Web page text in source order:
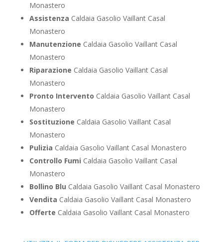
Monastero
Assistenza Caldaia Gasolio Vaillant Casal
Monastero
Manutenzione Caldaia Gasolio Vaillant Casal
Monastero
Riparazione Caldaia Gasolio Vaillant Casal
Monastero
Pronto Intervento Caldaia Gasolio Vaillant Casal
Monastero
Sostituzione Caldaia Gasolio Vaillant Casal
Monastero
Pulizia Caldaia Gasolio Vaillant Casal Monastero
Controllo Fumi Caldaia Gasolio Vaillant Casal
Monastero
Bollino Blu Caldaia Gasolio Vaillant Casal Monastero
Vendita Caldaia Gasolio Vaillant Casal Monastero
Offerte Caldaia Gasolio Vaillant Casal Monastero